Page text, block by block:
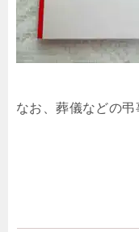
なお、葬儀などの弔